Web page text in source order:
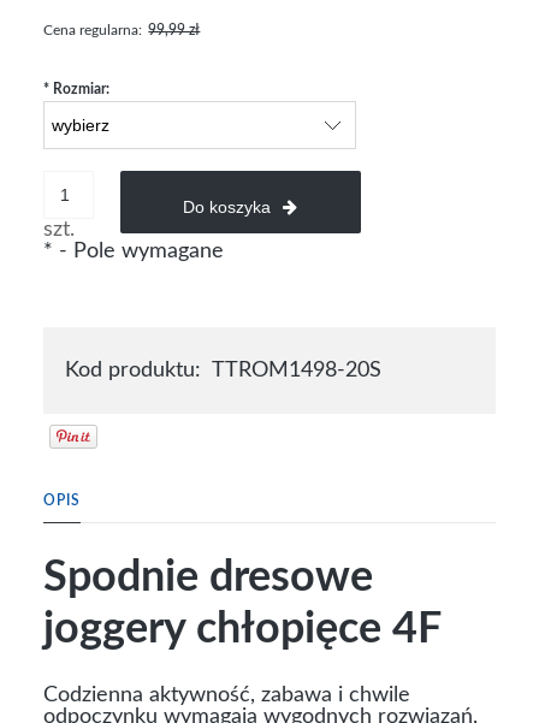
Cena regularna: 99,99 zł
* Rozmiar:
szt.
Do koszyka
* - Pole wymagane
Kod produktu: TTROM1498-20S
OPIS
Spodnie dresowe
joggery chłopięce 4F
Codzienna aktywność, zabawa i chwile
odpoczynku wymagają wygodnych rozwiązań,